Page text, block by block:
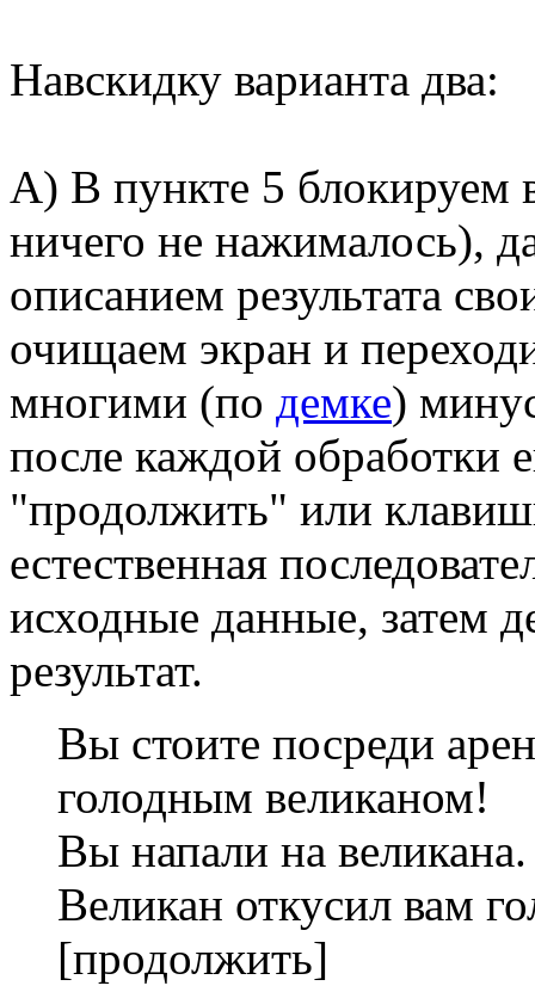
Навскидку варианта два:
А) В пункте 5 блокируем
ничего не нажималось),
описанием результата
очищаем экран и
многими (по демке)
после каждой обработки
"продолжить" или
естественная
исходные данные, затем
результат.
Вы стоите посреди
голодным великаном!
Вы напали на великана.
Великан откусил вам
[продолжить]